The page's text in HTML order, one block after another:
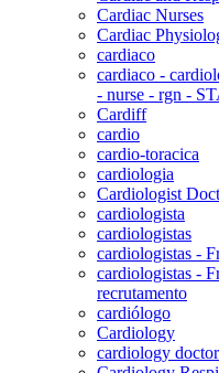
Cardiac Nurses
Cardiac
cardiaco
cardiaco -
- nurse - rgn -
Cardiff
cardio
cardio-toracica
cardiologia
Cardiologist
cardiologista
cardiologistas
cardiologistas -
cardiologistas -
recrutamento
cardiólogo
Cardiology
cardiology doctor